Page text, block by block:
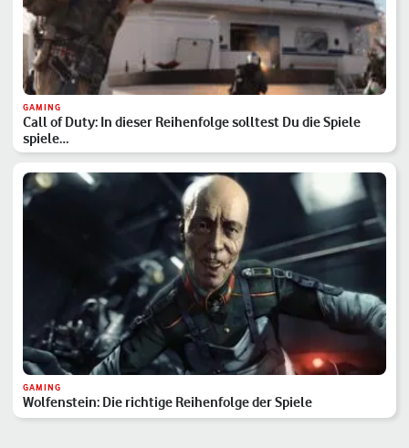
GAMING
Call of Duty: In dieser Reihenfolge solltest Du die Spiele
spiele…
GAMING
Wolfenstein: Die richtige Reihenfolge der Spiele